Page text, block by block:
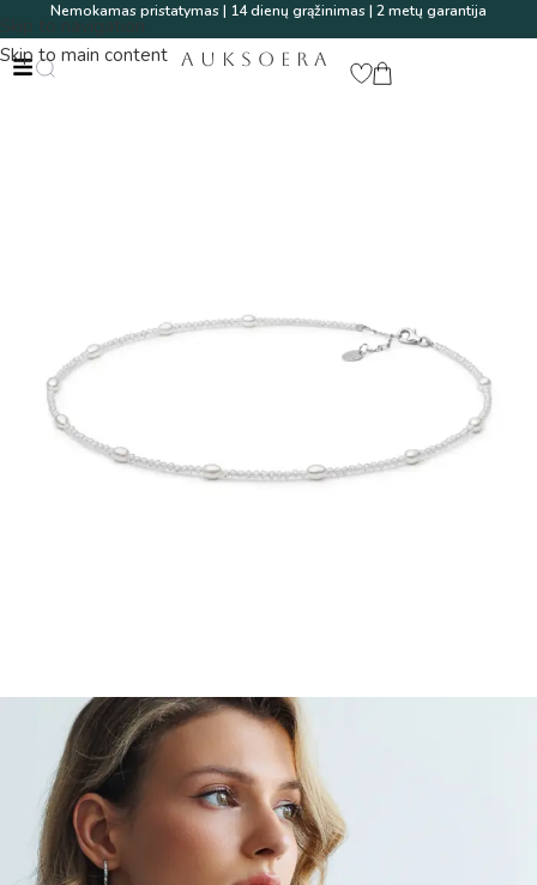
Skip to navigation
Skip to main content
Nemokamas pristatymas | 14 dienų grąžinimas | 2 metų garantija
AUKSOERA